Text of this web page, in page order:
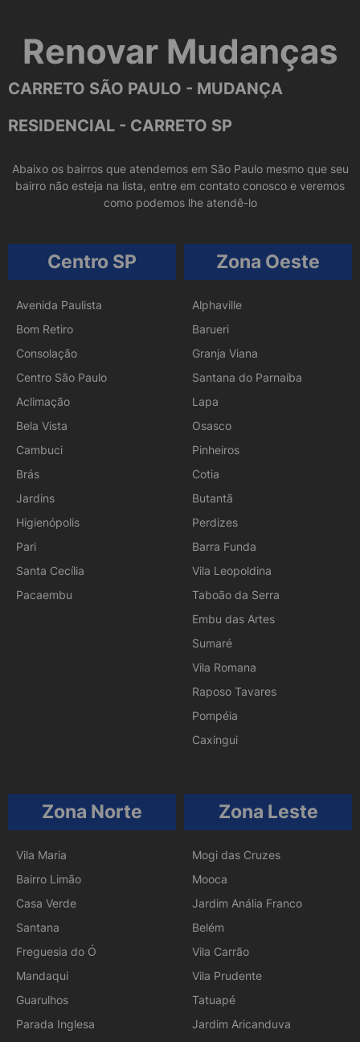
Renovar Mudanças
CARRETO SÃO PAULO - MUDANÇA
RESIDENCIAL - CARRETO SP
Abaixo os bairros que atendemos em São Paulo mesmo que seu
bairro não esteja na lista, entre em contato conosco e veremos
como podemos lhe atendê-lo
Centro SP
Avenida Paulista
Bom Retiro
Consolação
Centro São Paulo
Aclimação
Bela Vista
Cambuci
Brás
Jardins
Higienópolis
Pari
Santa Cecília
Pacaembu
Zona Oeste
Alphaville
Barueri
Granja Viana
Santana do Parnaíba
Lapa
Osasco
Pinheiros
Cotia
Butantã
Perdizes
Barra Funda
Vila Leopoldina
Taboão da Serra
Embu das Artes
Sumaré
Vila Romana
Raposo Tavares
Pompéia
Caxingui
Zona Norte
Vila Maria
Bairro Limão
Casa Verde
Santana
Freguesia do Ó
Mandaqui
Guarulhos
Parada Inglesa
Zona Leste
Mogi das Cruzes
Mooca
Jardim Anália Franco
Belém
Vila Carrão
Vila Prudente
Tatuapé
Jardim Aricanduva